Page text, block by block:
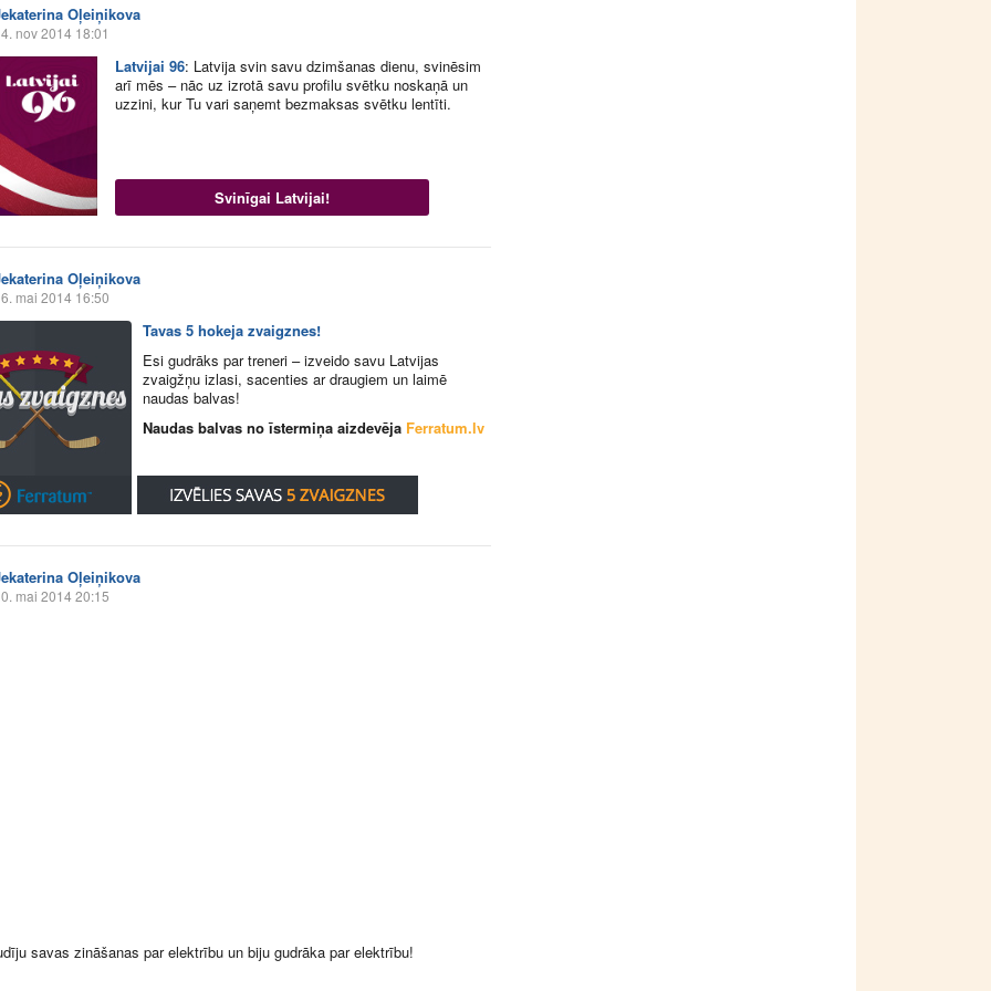
Oļeiņikova
nov 2014 18:01
Latvijai 96: Latvija svin savu dzimšanas dienu, svinēsim
arī mēs – nāc uz izrotā savu profilu svētku noskaņā un
uzzini, kur Tu vari saņemt bezmaksas svētku lentīti.
Svinīgai Latvijai!
Oļeiņikova
mai 2014 16:50
Tavas 5 hokeja zvaigznes!
Esi gudrāks par treneri – izveido savu Latvijas
zvaigžņu izlasi, sacenties ar draugiem un laimē
naudas balvas!
Naudas balvas no īstermiņa aizdevēja Ferratum.lv
Oļeiņikova
mai 2014 20:15
savas zināšanas par elektrību un biju gudrāka par elektrību!